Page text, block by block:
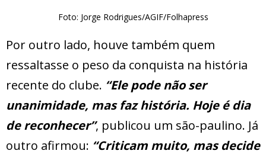
Foto: Jorge Rodrigues/AGIF/Folhapress
Por outro lado, houve também quem
ressaltasse o peso da conquista na história
recente do clube. “Ele pode não ser
unanimidade, mas faz história. Hoje é dia
de reconhecer”, publicou um são-paulino. Já
outro afirmou: “Criticam muito, mas decide